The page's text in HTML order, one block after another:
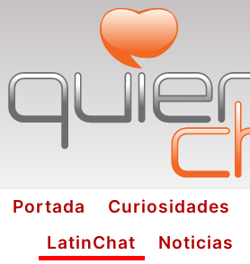
Portada Curiosidades
LatinChat
Noticias